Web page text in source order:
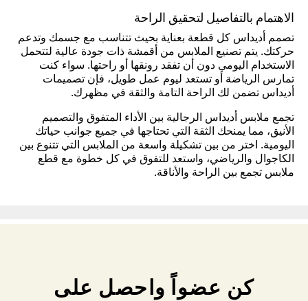
الاهتمام بالتفاصيل لتحقيق الراحة
تصمم أديداس كل قطعة بعناية بحيث تتناسب مع جسمك وتدعم
حركتك. يتم تصنيع الملابس من أقمشة ذات جودة عالية لتتحمل
الاستخدام اليومي دون أن تفقد رونقها أو راحتها. سواء كنت
تمارس الرياضة أو تستعد ليوم عمل طويل، فإن تصميمات
أديداس تضمن لك الراحة التامة والثقة في مظهرك.
تجمع ملابس أديداس الرجالية بين الأداء المتفوق والتصميم
الأنيق، مما يمنحك الثقة التي تحتاجها في جميع جوانب حياتك
اليومية. اختر من بين تشكيلة واسعة من الملابس التي تتنوع بين
الكاجوال والرياضي، واستعد للتفوق في كل خطوة مع قطع
ملابس تجمع بين الراحة والأناقة.
كن عضواً واحصل على